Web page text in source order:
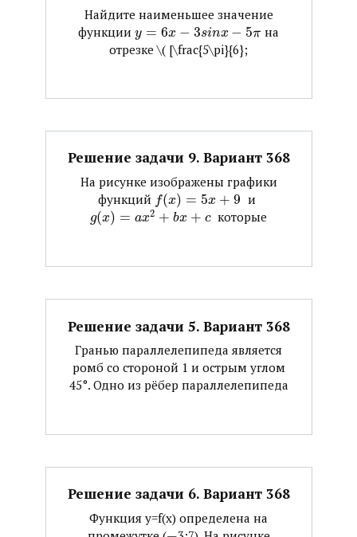
Найдите наименьшее значение
функции ​ y = 6x − 3sinx − 5π ​ на
отрезке ​\( [\frac{5\pi}{6};
Решение задачи 9. Вариант 368
На рисунке изображены графики
функций ​ f(x) = 5x + 9 ​ и ​
g(x) = ax2 + bx + c ​ которые
Решение задачи 5. Вариант 368
Гранью параллелепипеда является
ромб со стороной 1 и острым углом
45°. Одно из рёбер параллелепипеда
Решение задачи 6. Вариант 368
Функция y=f(x) определена на